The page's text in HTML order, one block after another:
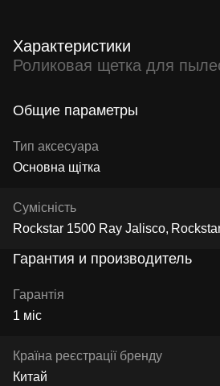
Характеристики
Роликовая щетка для
Общие параметры
Тип аксесуара
Основна щітка
Сумісність
Rockstar 1500 Ray Jalisco
Гарантия и производитель
Гарантія
1 міс
Країна реєстрації бренду
Китай